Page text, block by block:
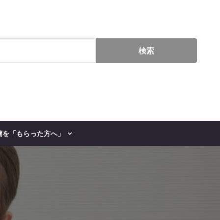
を「もらった方へ」